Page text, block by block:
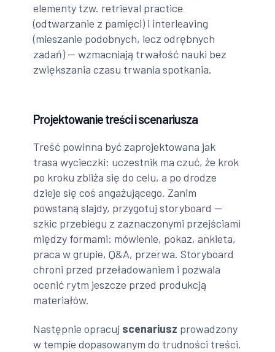
elementy tzw. retrieval practice
(odtwarzanie z pamięci) i interleaving
(mieszanie podobnych, lecz odrębnych
zadań) — wzmacniają trwałość nauki bez
zwiększania czasu trwania spotkania.
Projektowanie treści i scenariusza
Treść powinna być zaprojektowana jak
trasa wycieczki: uczestnik ma czuć, że krok
po kroku zbliża się do celu, a po drodze
dzieje się coś angażującego. Zanim
powstaną slajdy, przygotuj storyboard —
szkic przebiegu z zaznaczonymi przejściami
między formami: mówienie, pokaz, ankieta,
praca w grupie, Q&A, przerwa. Storyboard
chroni przed przeładowaniem i pozwala
ocenić rytm jeszcze przed produkcją
materiałów.
Następnie opracuj scenariusz prowadzony
w tempie dopasowanym do trudności treści.